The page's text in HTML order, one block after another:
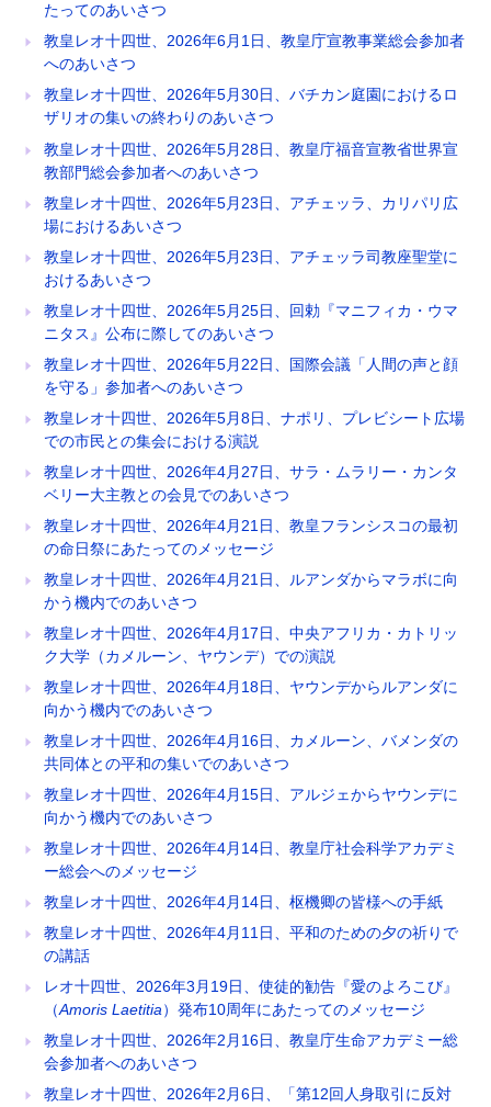
たってのあいさつ
教皇レオ十四世、2026年6月1日、教皇庁宣教事業総会参加者
へのあいさつ
教皇レオ十四世、2026年5月30日、バチカン庭園におけるロ
ザリオの集いの終わりのあいさつ
教皇レオ十四世、2026年5月28日、教皇庁福音宣教省世界宣
教部門総会参加者へのあいさつ
教皇レオ十四世、2026年5月23日、アチェッラ、カリパリ広
場におけるあいさつ
教皇レオ十四世、2026年5月23日、アチェッラ司教座聖堂に
おけるあいさつ
教皇レオ十四世、2026年5月25日、回勅『マニフィカ・ウマ
ニタス』公布に際してのあいさつ
教皇レオ十四世、2026年5月22日、国際会議「人間の声と顔
を守る」参加者へのあいさつ
教皇レオ十四世、2026年5月8日、ナポリ、プレビシート広場
での市民との集会における演説
教皇レオ十四世、2026年4月27日、サラ・ムラリー・カンタ
ベリー大主教との会見でのあいさつ
教皇レオ十四世、2026年4月21日、教皇フランシスコの最初
の命日祭にあたってのメッセージ
教皇レオ十四世、2026年4月21日、ルアンダからマラボに向
かう機内でのあいさつ
教皇レオ十四世、2026年4月17日、中央アフリカ・カトリッ
ク大学（カメルーン、ヤウンデ）での演説
教皇レオ十四世、2026年4月18日、ヤウンデからルアンダに
向かう機内でのあいさつ
教皇レオ十四世、2026年4月16日、カメルーン、バメンダの
共同体との平和の集いでのあいさつ
教皇レオ十四世、2026年4月15日、アルジェからヤウンデに
向かう機内でのあいさつ
教皇レオ十四世、2026年4月14日、教皇庁社会科学アカデミ
ー総会へのメッセージ
教皇レオ十四世、2026年4月14日、枢機卿の皆様への手紙
教皇レオ十四世、2026年4月11日、平和のための夕の祈りで
の講話
レオ十四世、2026年3月19日、使徒的勧告『愛のよろこび』
（Amoris Laetitia）発布10周年にあたってのメッセージ
教皇レオ十四世、2026年2月16日、教皇庁生命アカデミー総
会参加者へのあいさつ
教皇レオ十四世、2026年2月6日、「第12回人身取引に反対